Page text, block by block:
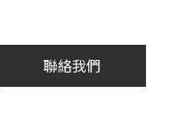
聯絡我們